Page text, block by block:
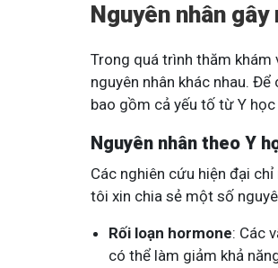
Nguyên nhân
Trong quá trình thăm khám
nguyên nhân khác nhau.
bao gồm cả yếu tố từ Y
Nguyên nhân theo Y
Các nghiên cứu hiện đại
tôi xin chia sẻ một số
Rối loạn hormone: Các
có thể làm giảm khả